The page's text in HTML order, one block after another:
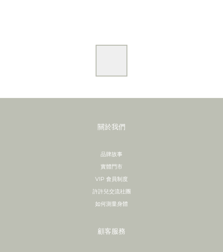
關於我們
品牌故事
實體門市
VIP 會員制度
許許兒交流社團
如何測量身體
顧客服務